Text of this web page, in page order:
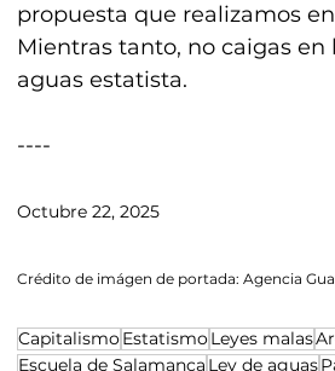
propuesta que realizamos
Mientras tanto, no caigas en
aguas estatista.
----
Octubre 22, 2025
Crédito de imágen de portada: Agencia
CapitalismoEstatismoLeyes malas
Escuela de Salamanca Ley de aguas